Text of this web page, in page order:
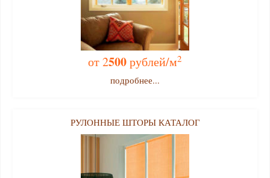
от 2500рублей/м2
подробнее...
РУЛОННЫЕ ШТОРЫ КАТАЛОГ